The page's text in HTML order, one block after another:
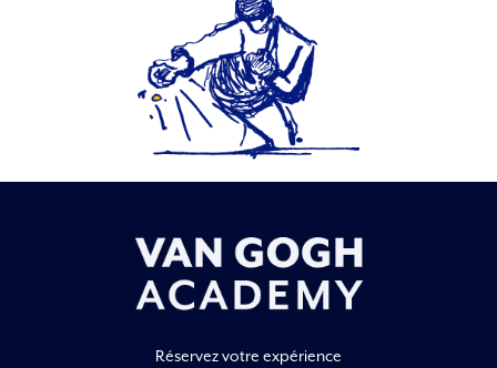
Réservez votre expérience